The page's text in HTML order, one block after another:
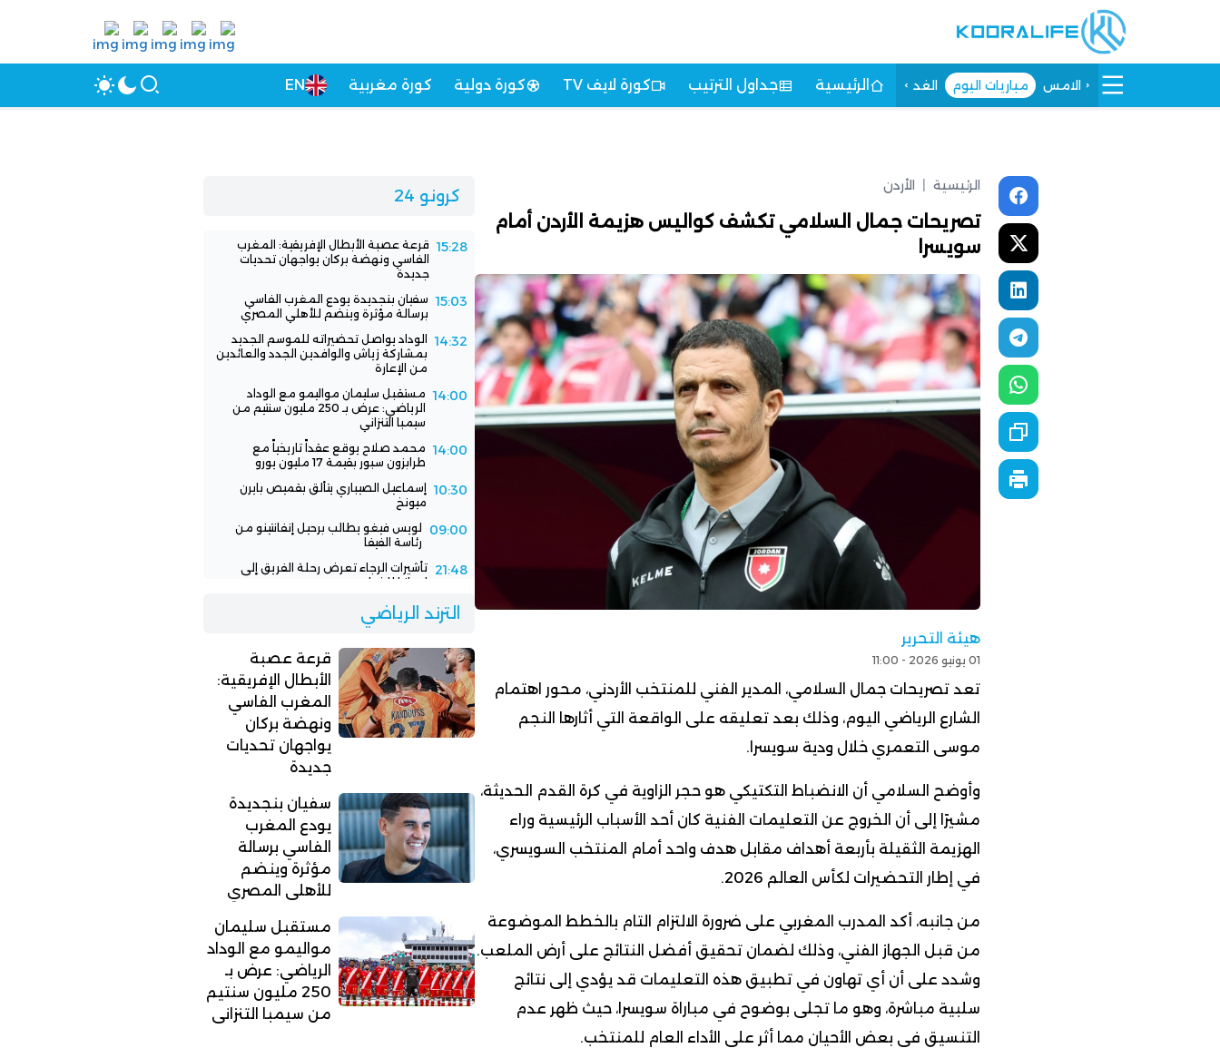
الامس مباريات اليوم الغد الرئيسية جداول الترتيب كورة لايف TV كورة دولية كورة مغربية EN
الرئيسية الأردن
تصريحات جمال السلامي تكشف كواليس هزيمة الأردن أمام
سويسرا
هيئة التحرير
01 يونيو 2026 - 11:00
تعد تصريحات جمال السلامي، المدير الفني للمنتخب الأردني، محور اهتمام
الشارع الرياضي اليوم، وذلك بعد تعليقه على الواقعة التي أثارها النجم
موسى التعمري خلال ودية سويسرا.
وأوضح السلامي أن الانضباط التكتيكي هو حجر الزاوية في كرة القدم الحديثة،
مشيرًا إلى أن الخروج عن التعليمات الفنية كان أحد الأسباب الرئيسية وراء
الهزيمة الثقيلة بأربعة أهداف مقابل هدف واحد أمام المنتخب السويسري،
في إطار التحضيرات لكأس العالم 2026.
من جانبه، أكد المدرب المغربي على ضرورة الالتزام التام بالخطط الموضوعة
من قبل الجهاز الفني، وذلك لضمان تحقيق أفضل النتائج على أرض الملعب.
وشدد على أن أي تهاون في تطبيق هذه التعليمات قد يؤدي إلى نتائج
سلبية مباشرة، وهو ما تجلى بوضوح في مباراة سويسرا، حيث ظهر عدم
التنسيق في بعض الأحيان مما أثر على الأداء العام للمنتخب.
كرونو 24
15:28 قرعة عصبة الأبطال الإفريقية: المغرب
الفاسي ونهضة بركان يواجهان تحديات
جديدة
15:03 سفيان بنجديدة يودع المغرب الفاسي
برسالة مؤثرة وينضم للأهلي المصري
14:32
الوداد يواصل تحضيراته للموسم الجديد
بمشاركة زياش والوافدين الجدد والعائدين
من الإعارة
14:00 مستقبل سليمان مواليمو مع الوداد
الرياضي: عرض بـ 250 مليون سنتيم من
سيمبا التنزاني
14:00 محمد صلاح يوقع عقداً تاريخياً مع
طرابزون سبور بقيمة 17 مليون يورو
10:30
إسماعيل الصيباري يتألق بقميص بايرن
ميونخ
09:00
لويس فيغو يطالب برحيل إنفانتينو من
رئاسة الفيفا
21:48
تأشيرات الرجاء تعرض رحلة الفريق إلى
إسبانيا للخطر
21:00
فيفا تنفي وعود إنفانتينو للمغرب
باستضافة نهائي مونديال 2030
16:30 الرجاء يطلب من لاعبيه البحث عن فرق
جديدة
الترند الرياضي
قرعة عصبة
الأبطال الإفريقية:
المغرب الفاسي
ونهضة بركان
يواجهان تحديات
جديدة
سفيان بنجديدة
يودع المغرب
الفاسي برسالة
مؤثرة وينضم
للأهلي المصري
مستقبل سليمان
مواليمو مع الوداد
الرياضي: عرض بـ
250 مليون سنتيم
من سيمبا التنزاني